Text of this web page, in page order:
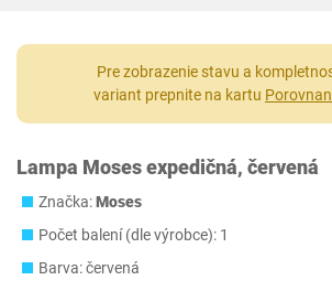
Pre zobrazenie stavu a
variant prepnite na kartu
Lampa Moses expedičná, červená
Značka:Moses
Počet balení (dle výrobce): 1
Barva: červená